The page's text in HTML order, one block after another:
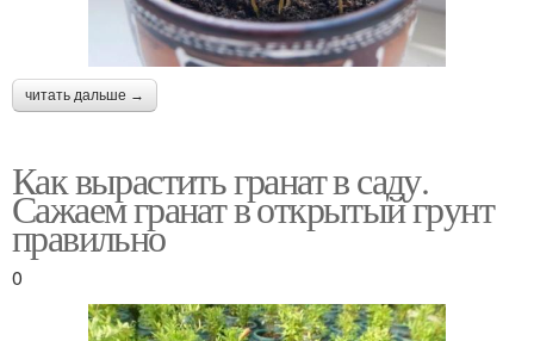
читать дальше →
Как вырастить гранат в саду.
Сажаем гранат в открытый грунт
правильно
0